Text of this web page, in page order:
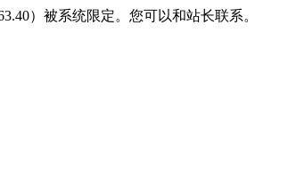
）被系统限定。您可以和站长联系。